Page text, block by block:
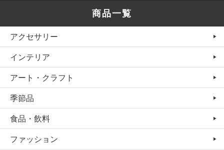
商品一覧
アクセサリー
インテリア
アート・クラフト
季節品
食品・飲料
ファッション